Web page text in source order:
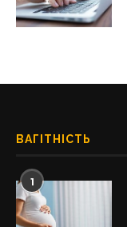
ВАГІТНІСТЬ
1